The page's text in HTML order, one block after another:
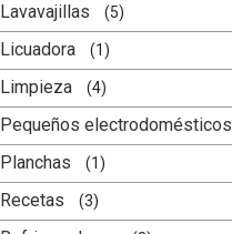
Lavavajillas (5)
Licuadora (1)
Limpieza (4)
Pequeños electrodomésticos
Planchas (1)
Recetas (3)